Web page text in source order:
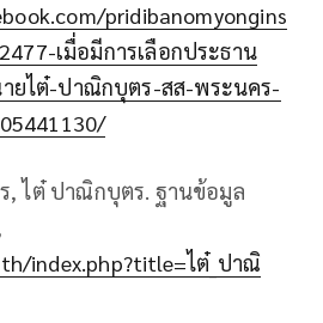
pridibanomyongins
เมื่อมีการเลือกประธาน
ยไต๋-ปาณิกบุตร-สส-พระนคร-
, ไต๋ ปาณิกบุตร. ฐานข้อมูล
index.php?title=ไต๋_ปาณิ